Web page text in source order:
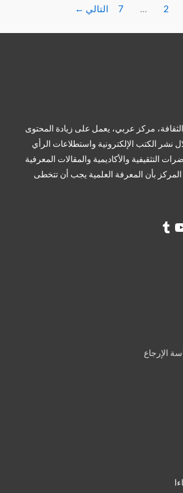
2
…
7 التالي ←
مركز عربي، يعمل على زيادة المحتوى
نشر الكتب الإلكترونية واستطلاعات الرأي
التثقيفية والأكاديمية والمقالات المعرفية
المركز بأن المعرفة العلمية يجب أن تتخطى
الإرجاع